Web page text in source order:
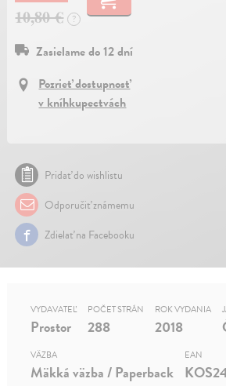
10,80 €
?
Zasielame do 12 dní
Pozrieť dostupnosť
v kníhkupectvách
Pridať do wishlistu
Odporučiť známemu
Zdielať na Facebooku
VYDAVATEĽ
Prostor
POČET STRÁN
288
ROK VYDANIA
2018
VÄZBA
Mäkká väzba / Paperback
EAN